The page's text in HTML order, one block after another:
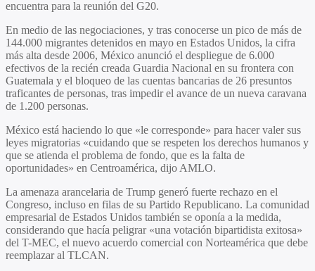
encuentra para la reunión del G20.
En medio de las negociaciones, y tras conocerse un pico de más de
144.000 migrantes detenidos en mayo en Estados Unidos, la cifra
más alta desde 2006, México anunció el despliegue de 6.000
efectivos de la recién creada Guardia Nacional en su frontera con
Guatemala y el bloqueo de las cuentas bancarias de 26 presuntos
traficantes de personas, tras impedir el avance de un nueva caravana
de 1.200 personas.
México está haciendo lo que «le corresponde» para hacer valer sus
leyes migratorias «cuidando que se respeten los derechos humanos y
que se atienda el problema de fondo, que es la falta de
oportunidades» en Centroamérica, dijo AMLO.
La amenaza arancelaria de Trump generó fuerte rechazo en el
Congreso, incluso en filas de su Partido Republicano. La comunidad
empresarial de Estados Unidos también se oponía a la medida,
considerando que hacía peligrar «una votación bipartidista exitosa»
del T-MEC, el nuevo acuerdo comercial con Norteamérica que debe
reemplazar al TLCAN.